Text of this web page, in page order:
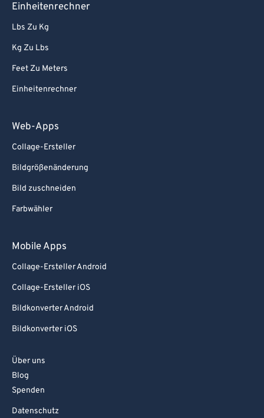
Einheitenrechner
Lbs Zu Kg
Kg Zu Lbs
Feet Zu Meters
Einheitenrechner
Web-Apps
Collage-Ersteller
Bildgrößenänderung
Bild zuschneiden
Farbwähler
Mobile Apps
Collage-Ersteller Android
Collage-Ersteller iOS
Bildkonverter Android
Bildkonverter iOS
Über uns
Blog
Spenden
Datenschutz